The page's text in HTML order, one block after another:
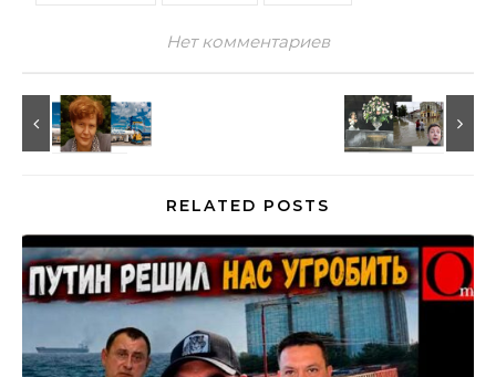
Нет комментариев
RELATED POSTS